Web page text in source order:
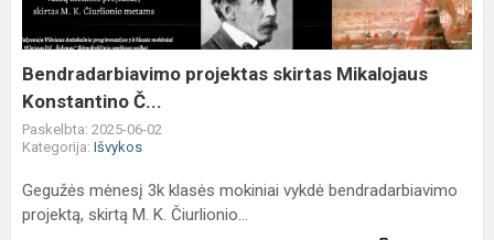
Č...
Bendradarbiavimo projektas skirtas Mikalojaus
Konstantino Č...
Paskelbta: 2025-06-02
Kategorija: Išvykos
Gegužės mėnesį 3k klasės mokiniai vykdė bendradarbiavimo
projektą, skirtą M. K. Čiurlionio...